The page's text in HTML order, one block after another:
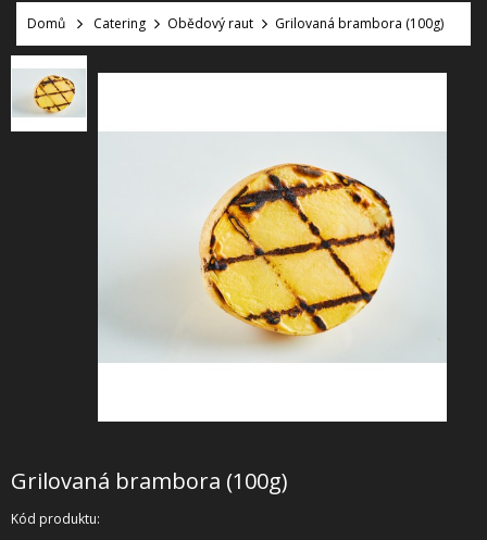
CATERING
VÝZDOBA A DEKORACE
SLUŽBY
Domů Catering Obědový raut Grilovaná brambora (100g)
Grilovaná brambora (100g)
Kód produktu: